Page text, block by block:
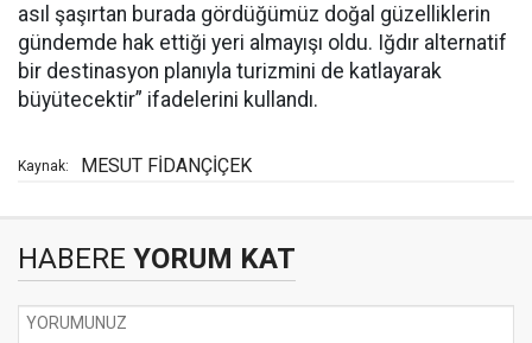
asıl şaşırtan burada gördüğümüz doğal güzelliklerin
gündemde hak ettiği yeri almayışı oldu. Iğdır alternatif
bir destinasyon planıyla turizmini de katlayarak
büyütecektir” ifadelerini kullandı.
Kaynak: MESUT FİDANÇİÇEK
HABERE YORUM KAT